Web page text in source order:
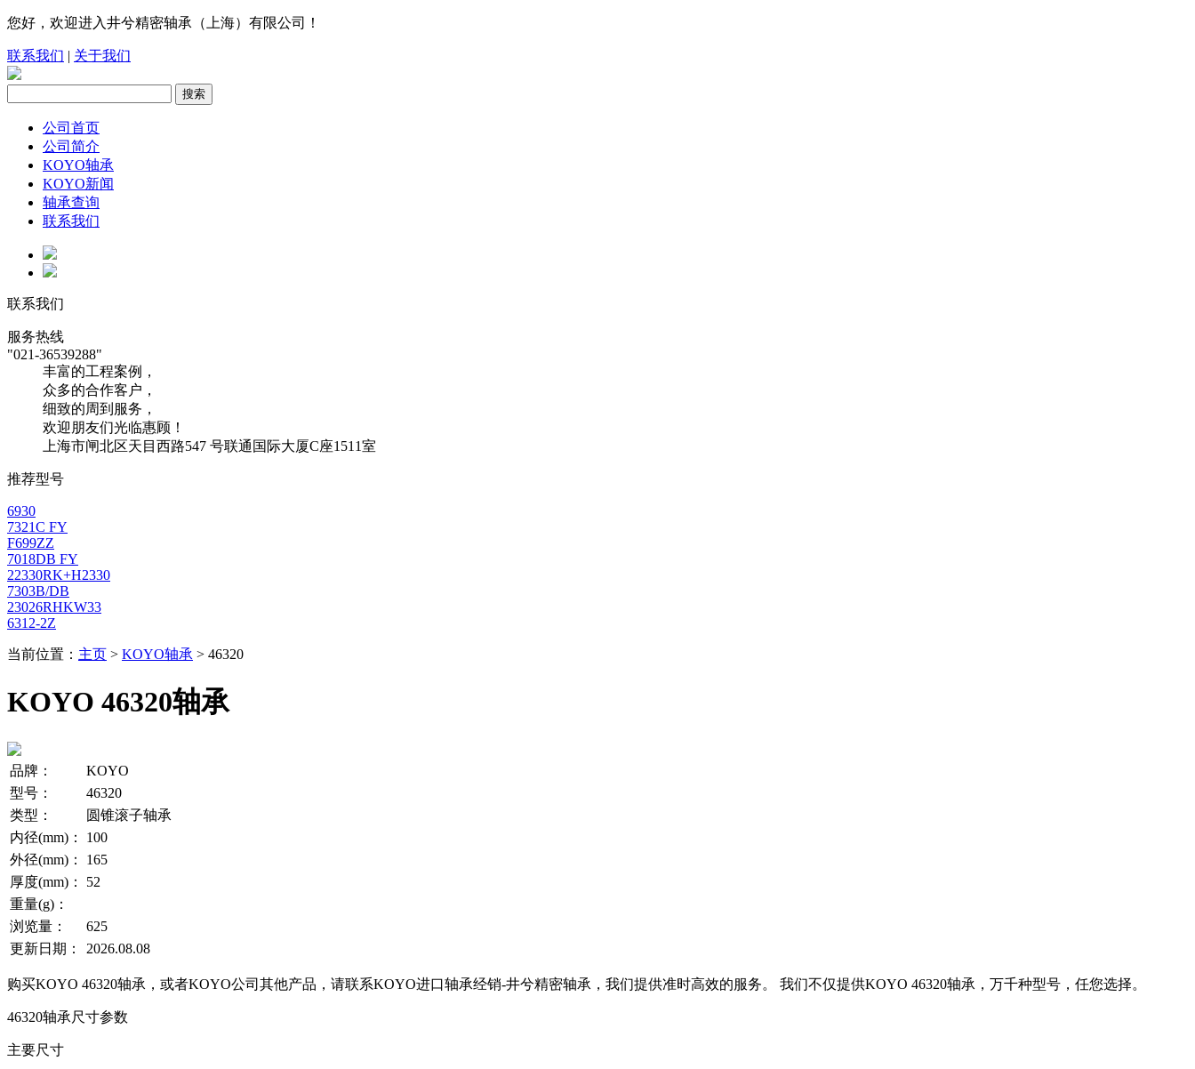
您好，欢迎进入井兮精密轴承（上海）有限公司！
联系我们 | 关于我们
公司首页
公司简介
KOYO轴承
KOYO新闻
轴承查询
联系我们
联系我们
服务热线
"021-36539288"
丰富的工程案例，
众多的合作客户，
细致的周到服务，
欢迎朋友们光临惠顾！
上海市闸北区天目西路547 号联通国际大厦C座1511室
推荐型号
6930
7321C FY
F699ZZ
7018DB FY
22330RK+H2330
7303B/DB
23026RHKW33
6312-2Z
当前位置： 主页 > KOYO轴承 > 46320
KOYO 46320轴承
品牌：
KOYO
型号：
46320
类型：
圆锥滚子轴承
内径(mm)：
100
外径(mm)：
165
厚度(mm)：
52
重量(g)：
浏览量：
625
更新日期：
2026.08.08
购买KOYO 46320轴承，或者KOYO公司其他产品，请联系KOYO进口轴承经销-井兮精密轴承，我们提供准时高效的服务。 我们不仅提供KOYO 46320轴承，万千种型号，任您选择。
46320轴承尺寸参数
主要尺寸